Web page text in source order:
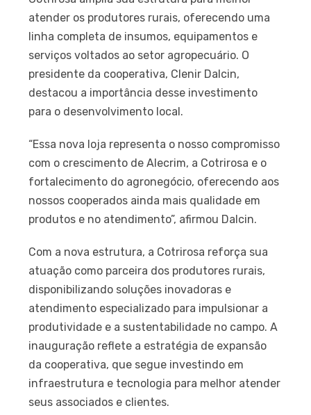
atender os produtores rurais, oferecendo uma
linha completa de insumos, equipamentos e
serviços voltados ao setor agropecuário. O
presidente da cooperativa, Clenir Dalcin,
destacou a importância desse investimento
para o desenvolvimento local.
“Essa nova loja representa o nosso compromisso
com o crescimento de Alecrim, a Cotrirosa e o
fortalecimento do agronegócio, oferecendo aos
nossos cooperados ainda mais qualidade em
produtos e no atendimento”, afirmou Dalcin.
Com a nova estrutura, a Cotrirosa reforça sua
atuação como parceira dos produtores rurais,
disponibilizando soluções inovadoras e
atendimento especializado para impulsionar a
produtividade e a sustentabilidade no campo. A
inauguração reflete a estratégia de expansão
da cooperativa, que segue investindo em
infraestrutura e tecnologia para melhor atender
seus associados e clientes.